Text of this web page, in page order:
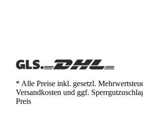
* Alle Preise inkl. gesetzl.
Versandkosten und ggf.
Preis